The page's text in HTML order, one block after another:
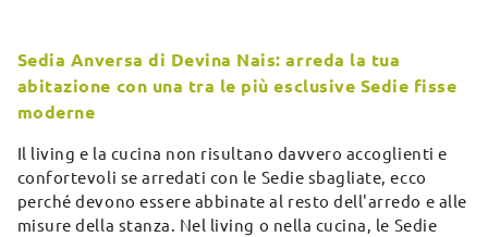
Sedia Anversa di Devina Nais: arreda la tua
abitazione con una tra le più esclusive Sedie fisse
moderne
Il living e la cucina non risultano davvero accoglienti e
confortevoli se arredati con le Sedie sbagliate, ecco
perché devono essere abbinate al resto dell'arredo e alle
misure della stanza. Nel living o nella cucina, le Sedie